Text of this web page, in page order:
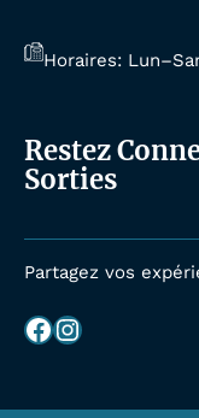
Horaires:
Restez
Sorties
Partagez vos
Facebook Instagram